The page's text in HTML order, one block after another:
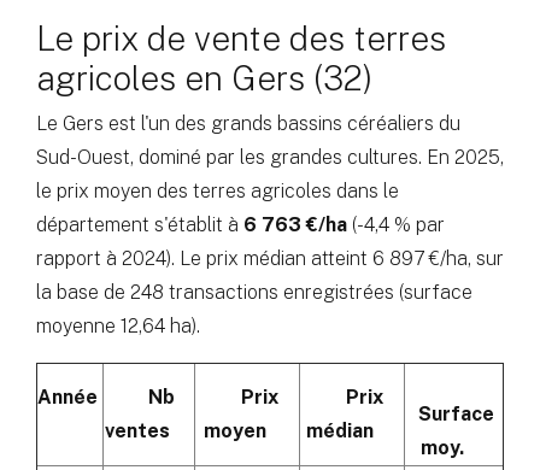
Le prix de vente des terres
agricoles en Gers (32)
Le Gers est l'un des grands bassins céréaliers du
Sud-Ouest, dominé par les grandes cultures. En 2025,
le prix moyen des terres agricoles dans le
département s'établit à 6 763 €/ha (-4,4 % par
rapport à 2024). Le prix médian atteint 6 897 €/ha, sur
la base de 248 transactions enregistrées (surface
moyenne 12,64 ha).
Année
Nb
ventes
Prix
moyen
Prix
médian
Surface
moy.